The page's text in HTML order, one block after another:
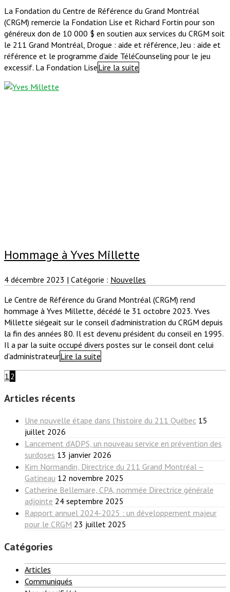
La Fondation du Centre de Référence du Grand Montréal
(CRGM) remercie la Fondation Lise et Richard Fortin pour son
généreux don de 10 000 $ en soutien aux services du CRGM soit
le 211 Grand Montréal, Drogue : aide et référence, Jeu : aide et
référence et le programme d’aide TéléCounseling pour le jeu
excessif. La Fondation LiseLire la suite
Hommage à Yves Millette
4 décembre 2023 | Catégorie : Nouvelles
Le Centre de Référence du Grand Montréal (CRGM) rend
hommage à Yves Millette, décédé le 31 octobre 2023. Yves
Millette siégeait sur le conseil d’administration du CRGM depuis
la fin des années 80. Il est devenu président du conseil en 1995.
Il a par la suite occupé divers postes sur le conseil dont celui
d’administrateurLire la suite
1 2
Articles récents
Une nouvelle étape dans l’histoire du 211 Québec 15
juillet 2026
Lancement d’ADPS, un nouveau service en prévention des
surdoses 13 janvier 2026
Kim Normandin, Directrice du 211 Grand Montréal –
Gatineau 12 novembre 2025
Catherine Bellemare, CPA, nommée Directrice générale
adjointe 24 septembre 2025
Rapport annuel 2024-2025 : un développement majeur
pour le CRGM 23 juillet 2025
Catégories
Articles
Communiqués